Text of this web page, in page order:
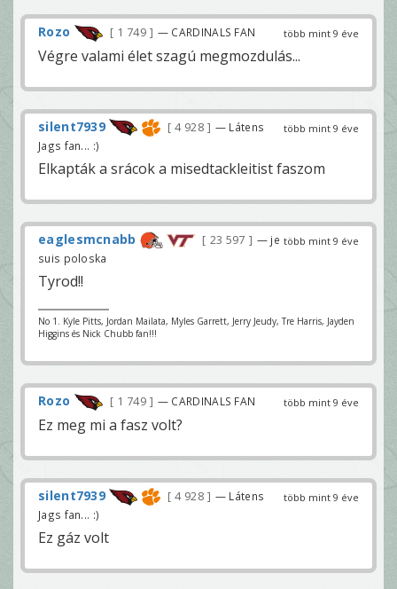
több mint 9 éve
Rozo 1 749 — CARDINALS FAN
Végre valami élet szagú megmozdulás...
több mint 9 éve
silent7939 4 928
— Látens
Jags fan... :)
Elkapták a srácok a misedtackleitist faszom
több mint 9 éve
eaglesmcnabb 23 597
— je
suis poloska
Tyrod!!
No 1. Kyle Pitts, Jordan Mailata, Myles Garrett, Jerry Jeudy, Tre Harris, Jayden
Higgins és Nick Chubb fan!!!
több mint 9 éve
Rozo 1 749 — CARDINALS FAN
Ez meg mi a fasz volt?
több mint 9 éve
silent7939 4 928
— Látens
Jags fan... :)
Ez gáz volt